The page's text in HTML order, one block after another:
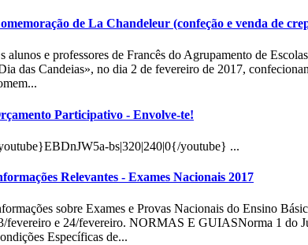
de La Chandeleur (confeção e venda de
alunos e professores de Francês do Agrupamento de
das Candeias», no dia 2 de fevereiro de 2017,
Participativo - Envolve-te!
bs|320|240|0{/youtube} ...
Relevantes - Exames Nacionais 2017
sobre Exames e Provas Nacionais do Ensino
fevereiro e 24/fevereiro. NORMAS E GUIASNorma 1 do
Específicas de...